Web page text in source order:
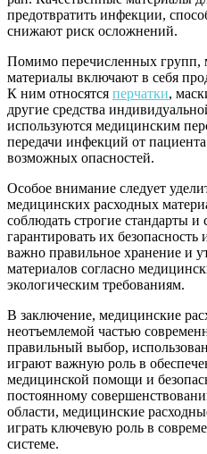
предотвратить инфекции,
снижают риск осложнений.
Помимо перечисленных групп,
материалы включают в себя
К ним относятся перчатки,
другие средства
используются медицинским
передачи инфекций от
возможных опасностей.
Особое внимание следует
медицинских расходных
соблюдать строгие стандарты
гарантировать их
важно правильное хранение и
материалов согласно
экологическим требованиям.
В заключение, медицинские
неотъемлемой частью
правильный выбор,
играют важную роль в
медицинской помощи и
постоянному
области, медицинские
играть ключевую роль в
системе.